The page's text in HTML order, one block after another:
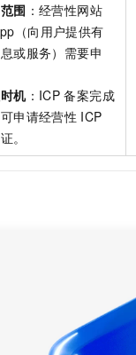
围 ：经营性网站
（向用户提供有
或服务）需要申
机：ICP 备案完成
申请经营性 ICP
。